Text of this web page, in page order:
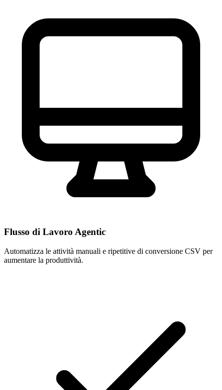
Flusso di Lavoro Agentic
Automatizza le attività manuali e ripetitive di conversione CSV per
aumentare la produttività.